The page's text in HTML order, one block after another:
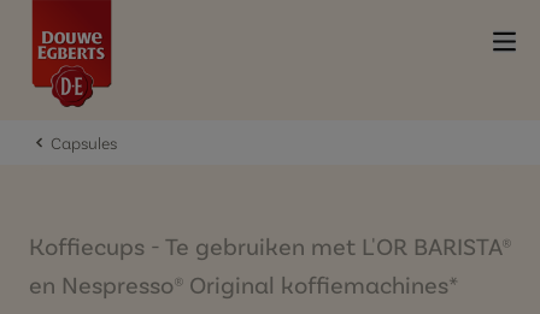
Capsules
Koffiecups - Te gebruiken met L'OR BARISTA®
en Nespresso® Original koffiemachines*